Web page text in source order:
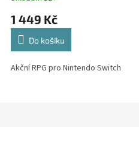
1 449 Kč
Do košíku
Akční RPG pro Nintendo Switch